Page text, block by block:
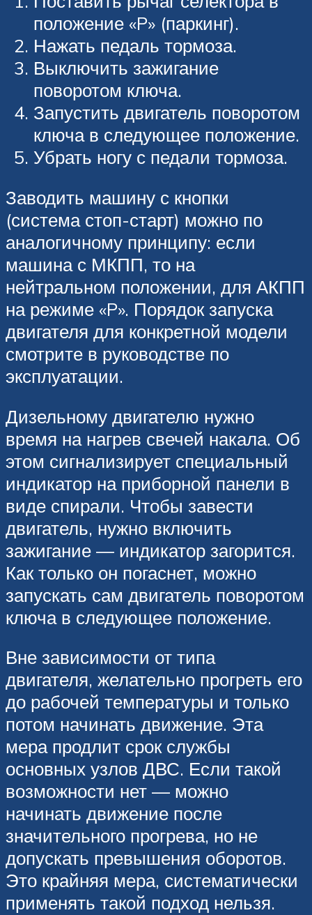
положение «P» (паркинг).
Нажать педаль тормоза.
Выключить зажигание
поворотом ключа.
Запустить двигатель поворотом
ключа в следующее положение.
Убрать ногу с педали тормоза.
Заводить машину с кнопки
(система стоп-старт) можно по
аналогичному принципу: если
машина с МКПП, то на
нейтральном положении, для АКПП
на режиме «P». Порядок запуска
двигателя для конкретной модели
смотрите в руководстве по
эксплуатации.
Дизельному двигателю нужно
время на нагрев свечей накала. Об
этом сигнализирует специальный
индикатор на приборной панели в
виде спирали. Чтобы завести
двигатель, нужно включить
зажигание — индикатор загорится.
Как только он погаснет, можно
запускать сам двигатель поворотом
ключа в следующее положение.
Вне зависимости от типа
двигателя, желательно прогреть его
до рабочей температуры и только
потом начинать движение. Эта
мера продлит срок службы
основных узлов ДВС. Если такой
возможности нет — можно
начинать движение после
значительного прогрева, но не
допускать превышения оборотов.
Это крайняя мера, систематически
применять такой подход нельзя.